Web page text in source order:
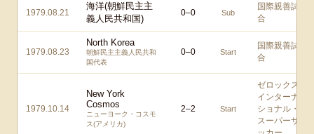
1979.08.21
海洋(朝鮮民主主
義人民共和国)
0–0 Sub
国際親善試
合
1979.08.23
North Korea
朝鮮民主主義人民共和
国代表
0–0 Start
国際親善試
合
1979.10.14
New York
Cosmos
ニューヨーク・コスモ
ス(アメリカ)
2–2 Start
ゼロックス
インターナ
ショナル・
スーパーサ